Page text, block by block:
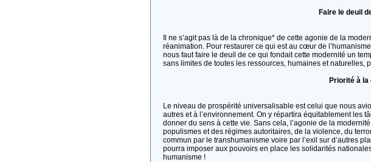
Faire le deuil
Il ne s’agit pas là de la chronique* de cette agonie de la
réanimation. Pour restaurer ce qui est au cœur de
nous faut faire le deuil de ce qui fondait cette modernité un
sans limites de toutes les ressources, humaines et naturelles,
Priorité à la
Le niveau de prospérité universalisable est celui que nous
autres et à l’environnement. On y répartira équitablement les
donner du sens à cette vie. Sans cela, l’agonie de la
populismes et des régimes autoritaires, de la violence, du
commun par le transhumanisme voire par l’exil sur d’autres
pourra imposer aux pouvoirs en place les solidarités
humanisme !